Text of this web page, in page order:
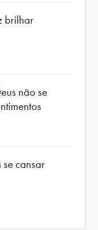
brilhar
não se
cansar